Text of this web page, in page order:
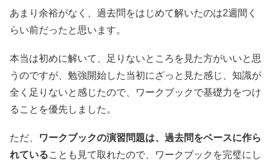
あまり余裕がなく、過去問をはじめて解いたのは2週間く
らい前だったと思います。
本当は初めに解いて、足りないところを見た方がいいと思
うのですが、勉強開始した当初にざっと見た感じ、知識が
全く足りないと感じたので、ワークブックで基礎力をつけ
ることを優先しました。
ただ、
ワークブックの演習問題は、過去問をベースに作ら
れていることも見て取れたので、ワークブックを完璧にし